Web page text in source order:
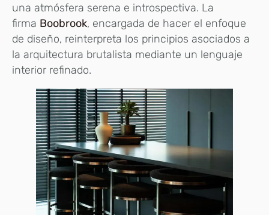
una atmósfera serena e introspectiva. La
firma Boobrook, encargada de hacer el enfoque
de diseño, reinterpreta los principios asociados a
la arquitectura brutalista mediante un lenguaje
interior refinado.